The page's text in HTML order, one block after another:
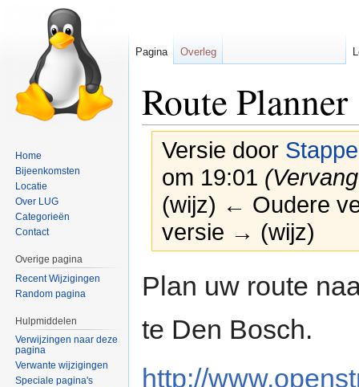
Route Planner
Versie door
om 19:01
(wijz) ← Oudere
versie → (wijz)
Naar
navigatie
Naar
zoeken
Plan uw route
te Den Bosch.
http://
Pagina Overleg
Home
Bijeenkomsten
Locatie
Over LUG
Categorieën
Contact
Overige pagina
Recent Wijzigingen
Random pagina
Hulpmiddelen
Verwijzingen naar deze
pagina
Verwante wijzigingen
Speciale pagina's